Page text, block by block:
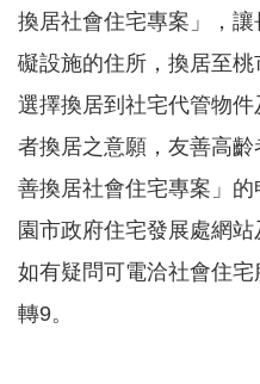
資
料
回
頁
網
站
覽
市
換居社會住宅專案」，
礙設施的住所，換居至
選擇換居到社宅代管物
者換居之意願，友善高
善換居社會住宅專案」
園市政府住宅發展處網
如有疑問可電洽社會住
轉9。